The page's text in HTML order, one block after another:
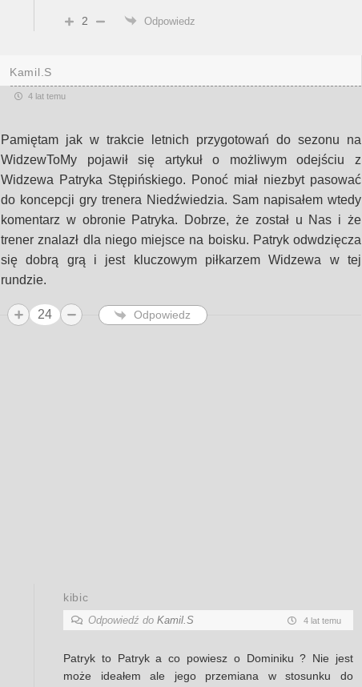
2 Odpowiedz
Kamil.S
4 lat temu
Pamiętam jak w trakcie letnich przygotowań do sezonu na
WidzewToMy pojawił się artykuł o możliwym odejściu z
Widzewa Patryka Stępińskiego. Ponoć miał niezbyt pasować
do koncepcji gry trenera Niedźwiedzia. Sam napisałem wtedy
komentarz w obronie Patryka. Dobrze, że został u Nas i że
trener znalazł dla niego miejsce na boisku. Patryk odwdzięcza
się dobrą grą i jest kluczowym piłkarzem Widzewa w tej
rundzie.
24 Odpowiedz
kibic
Odpowiedź do Kamil.S 4 lat temu
Patryk to Patryk a co powiesz o Dominiku ? Nie jest
może ideałem ale jego przemiana w stosunku do